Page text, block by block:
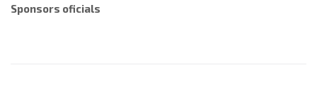
Sponsors oficials